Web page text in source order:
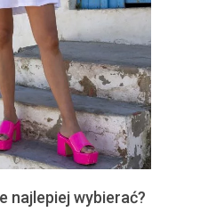
najlepiej wybierać?